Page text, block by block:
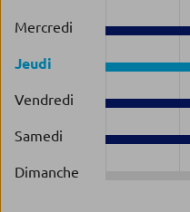
Mercredi
Jeudi
Vendredi
Samedi
Dimanche